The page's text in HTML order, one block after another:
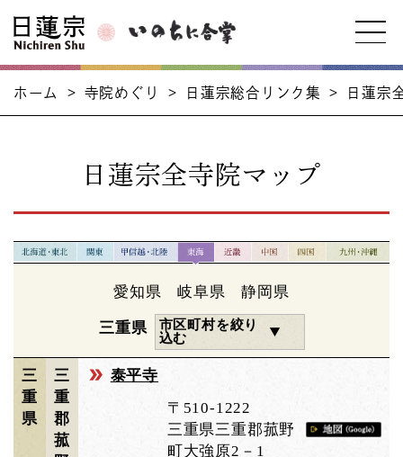
ホーム > 寺院めぐり > 日蓮宗総合リンク集 > 日蓮宗
日蓮宗全寺院マップ
愛知県 岐阜県 静岡県
三重県
市区町村を絞り
込む
三
重
県
三
重
郡
菰
泰平寺
〒510-1222
三重県三重郡菰野
町大強原2－1